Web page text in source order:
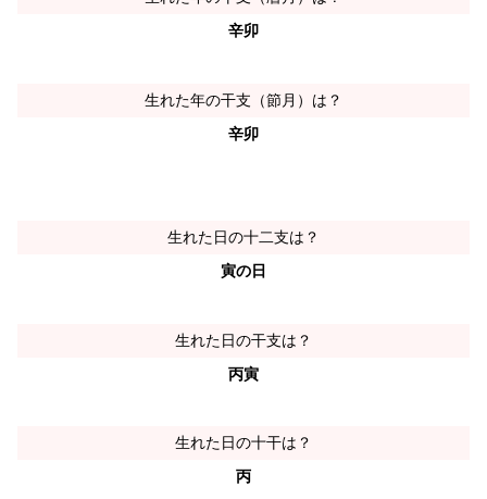
辛卯
生れた年の干支（節月）は？
辛卯
生れた日の十二支は？
寅の日
生れた日の干支は？
丙寅
生れた日の十干は？
丙